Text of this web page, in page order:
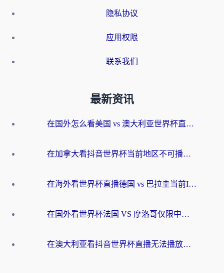
隐私协议
应用权限
联系我们
最新资讯
在国外怎么看美国 vs 澳大利亚世界杯直播？海外党必藏的中文解说观赛指南
在加拿大看抖音世界杯当前地区不可播放？海外党体育观赛终极指南
在海外看世界杯直播德国 vs 巴拉圭当前IP受限制？这篇指南帮你轻松解决地区限制
在国外看世界杯法国 VS 摩洛哥仅限中国大陆？别让地域限制拦下你的欢呼
在澳大利亚看抖音世界杯直播无法播放？海外党体育观赛终极指南来了！